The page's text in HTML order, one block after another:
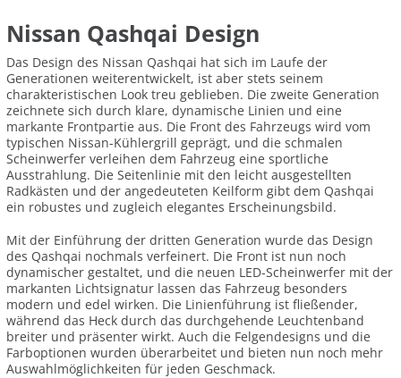
Nissan Qashqai Design
Das Design des Nissan Qashqai hat sich im Laufe der
Generationen weiterentwickelt, ist aber stets seinem
charakteristischen Look treu geblieben. Die zweite Generation
zeichnete sich durch klare, dynamische Linien und eine
markante Frontpartie aus. Die Front des Fahrzeugs wird vom
typischen Nissan-Kühlergrill geprägt, und die schmalen
Scheinwerfer verleihen dem Fahrzeug eine sportliche
Ausstrahlung. Die Seitenlinie mit den leicht ausgestellten
Radkästen und der angedeuteten Keilform gibt dem Qashqai
ein robustes und zugleich elegantes Erscheinungsbild.
Mit der Einführung der dritten Generation wurde das Design
des Qashqai nochmals verfeinert. Die Front ist nun noch
dynamischer gestaltet, und die neuen LED-Scheinwerfer mit der
markanten Lichtsignatur lassen das Fahrzeug besonders
modern und edel wirken. Die Linienführung ist fließender,
während das Heck durch das durchgehende Leuchtenband
breiter und präsenter wirkt. Auch die Felgendesigns und die
Farboptionen wurden überarbeitet und bieten nun noch mehr
Auswahlmöglichkeiten für jeden Geschmack.